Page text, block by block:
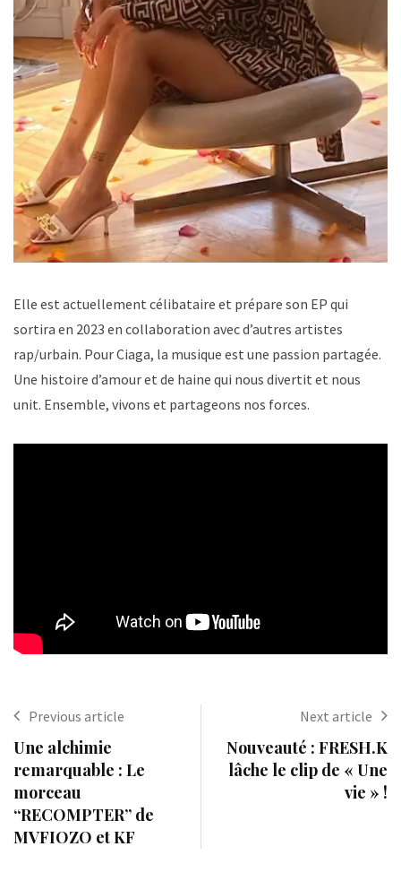
Elle est actuellement célibataire et prépare son EP qui
sortira en 2023 en collaboration avec d’autres artistes
rap/urbain. Pour Ciaga, la musique est une passion partagée.
Une histoire d’amour et de haine qui nous divertit et nous
unit. Ensemble, vivons et partageons nos forces.
Previous article
Une alchimie
remarquable : Le
morceau
“RECOMPTER” de
MVFIOZO et KF
Next article
Nouveauté : FRESH.K
lâche le clip de « Une
vie » !